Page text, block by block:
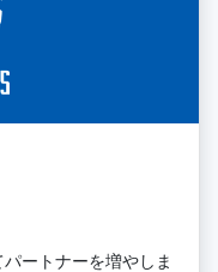
ートナーを増やしま